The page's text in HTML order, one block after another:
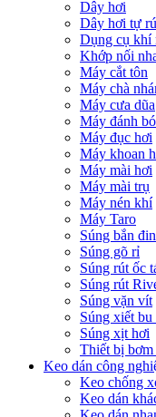
Dây hơi
Dây hơi tự
Dụng cụ khí
Khớp nối
Máy cắt tôn
Máy chà
Máy cưa dũa
Máy đánh
Máy đục hơi
Máy khoan
Máy mài hơi
Máy mài trụ
Máy nén khí
Máy Taro
Súng bắn
Súng gõ rỉ
Súng rút ốc
Súng rút
Súng vặn vít
Súng xiết
Súng xịt hơi
Thiết bị bơm
Keo dán công
Keo chống
Keo dán